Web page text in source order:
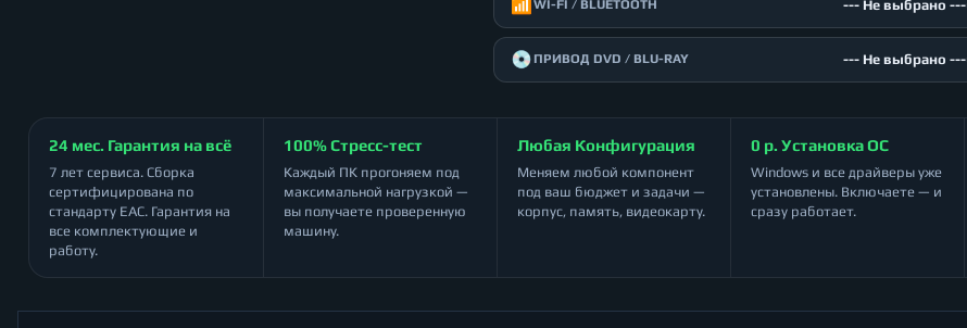
📶 WI-FI / BLUETOOTH --- Не выбрано ---
💿 ПРИВОД DVD / BLU-RAY --- Не выбрано ---
24 мес. Гарантия на всё
7 лет сервиса. Сборка
сертифицирована по
стандарту ЕАС. Гарантия на
все комплектующие и
работу.
100% Стресс-тест
Каждый ПК прогоняем под
максимальной нагрузкой —
вы получаете проверенную
машину.
Любая Конфигурация
Меняем любой компонент
под ваш бюджет и задачи —
корпус, память, видеокарту.
0 р. Установка ОС
Windows и все драйверы уже
установлены. Включаете — и
сразу работает.